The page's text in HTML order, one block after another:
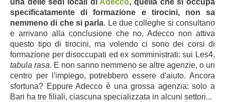
specificatamente di formazione e tirocini, non sa
nemmeno di che si parla. Le due colleghe si consultano
e arrivano alla conclusione che no, Adecco non attiva
questo tipo di tirocini, ma volendo ci sono dei corsi di
formazione per disoccupati ed ex somministrati:sui Les4,
tabula rasa. E non sanno nemmeno se altre agenzie, o un
centro per l'impiego, potrebbero essere d'aiuto. Ancora
sfortuna? Eppure Adecco è una grossa agenzia; solo a
Bari ha tre filiali, ciascuna specializzata in alcuni settori...